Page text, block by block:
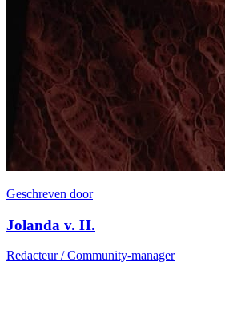
Geschreven door
Jolanda v. H.
Redacteur / Community-manager